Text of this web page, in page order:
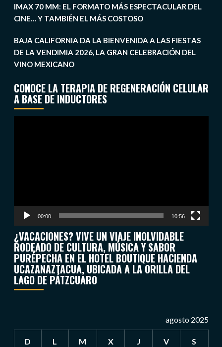
IMAX 70 MM: EL FORMATO MÁS ESPECTACULAR DEL
CINE… Y TAMBIÉN EL MÁS COSTOSO
BAJA CALIFORNIA DA LA BIENVENIDA A LAS FIESTAS
DE LA VENDIMIA 2026, LA GRAN CELEBRACIÓN DEL
VINO MEXICANO
CONOCE LA TERAPIA DE REGENERACIÓN CELULAR
A BASE DE INDUCTORES
00:00 10:56
¿VACACIONES? VIVE UN VIAJE INOLVIDABLE
RODEADO DE CULTURA, MÚSICA Y SABOR
PURÉPECHA EN EL HOTEL BOUTIQUE HACIENDA
UCAZANAZTACUA, UBICADA A LA ORILLA DEL
LAGO DE PÁTZCUARO
agosto 2025
D L M X J V S